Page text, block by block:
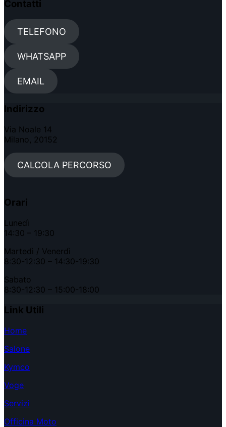
Contatti
TELEFONO
WHATSAPP
EMAIL
Indirizzo
Via Noale 14
Milano, 20152
CALCOLA PERCORSO
Orari
Lunedì
14:30 – 19:30
Martedì / Venerdì
8:30-12:30 – 14:30-19:30
Sabato
8:30-12:30 – 15:00-18:00
Link Utili
Home
Salone
Kymco
Voge
Servizi
Officina Moto